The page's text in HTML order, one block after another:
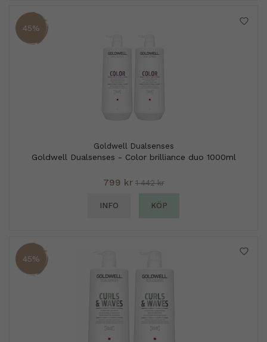
45%
Goldwell Dualsenses
Goldwell Dualsenses - Color brilliance duo 1000ml
799 kr 1 442 kr
INFO KÖP
45%